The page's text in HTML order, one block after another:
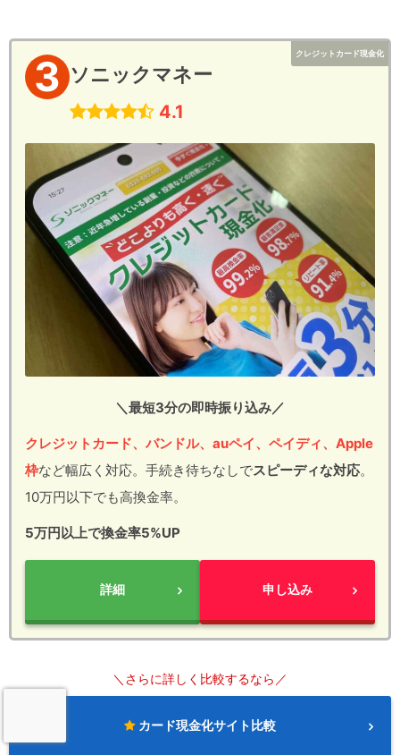
クレジットカード現金化
3 ソニックマネー
4.1
＼最短3分の即時振り込み／
クレジットカード、バンドル、auペイ、ペイディ、Apple
枠など幅広く対応。手続き待ちなしでスピーディな対応。
10万円以下でも高換金率。
5万円以上で換金率5%UP
詳細 申し込み
＼さらに詳しく比較するなら／
カード現金化サイト比較